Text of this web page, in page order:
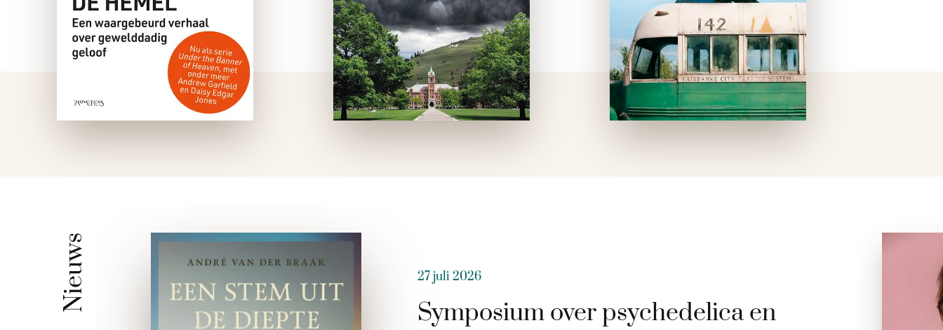
opmerkelijk vanwege de …
Nieuws 27 juli 2026
Symposium over psychedelica en